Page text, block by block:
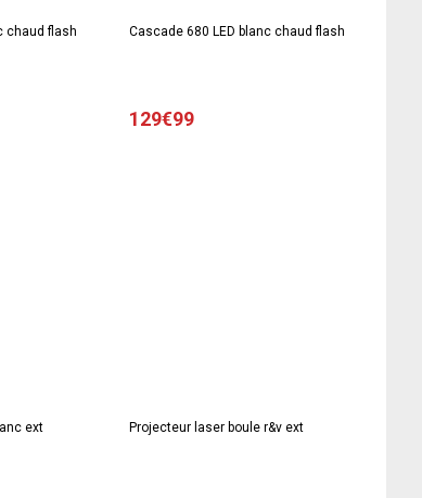
chaud flash Cascade 680 LED blanc chaud flash
129€99
ext Projecteur laser boule r&v ext